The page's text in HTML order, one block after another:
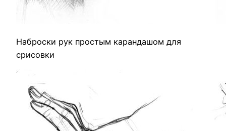
Наброски рук простым карандашом для
срисовки